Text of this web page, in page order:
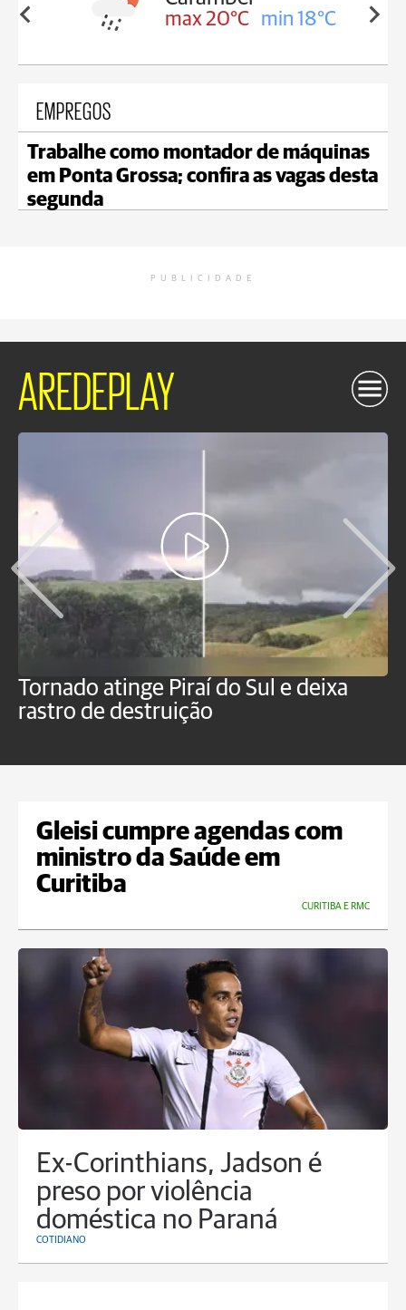
18°C max 20°C min 18°C
EMPREGOS
Trabalhe como montador de máquinas
em Ponta Grossa; confira as vagas desta
segunda
PUBLICIDADE
AREDEPLAY
Tornado atinge Piraí do Sul e deixa
rastro de destruição
Gleisi cumpre agendas com
ministro da Saúde em
Curitiba
CURITIBA E RMC
Ex-Corinthians, Jadson é
preso por violência
doméstica no Paraná
COTIDIANO